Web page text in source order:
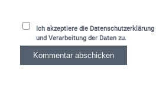
Ich akzeptiere die
und Verarbeitung der Daten zu.